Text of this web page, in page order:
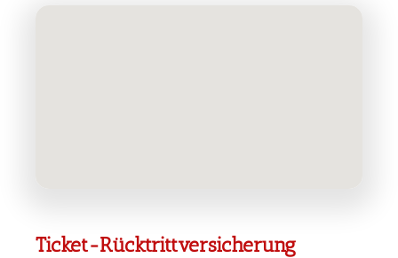
Ticket-Rücktrittversicherung